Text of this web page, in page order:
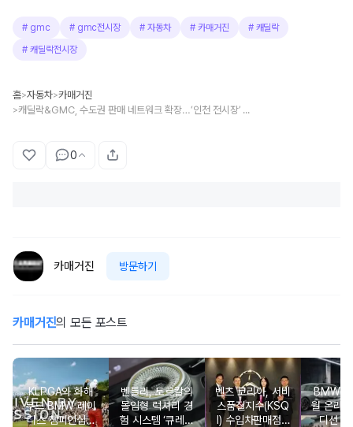
# gmc # gmc전시장 #자동차 # 카매거진 # 캐딜락
# 캐딜락전시장
홈>자동차>카매거진
> 캐딜락&GMC, 수도권 판매 네트워크 확장…‘인천 전시장’ 공식 오픈
0
카매거진 방문하기
카매거진의 모든 포스트
KLPGA와 화해
무드 BMW 레이
디스 챔피언십…
벤틀리, 토르칼의
몰입형 럭셔리 경
험 시스템 ‘큐레이
벤츠 코리아, 서비
스품질지수(KSQ
I) 수입차판매점 1
BMW
월 온라
디션 3